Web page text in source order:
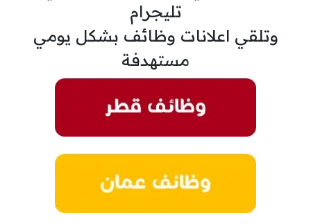
تليجرام
وتلقي اعلانات وظائف بشكل يومي
مستهدفة